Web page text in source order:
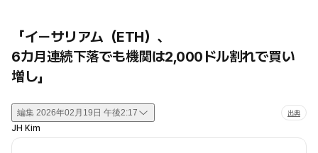
「イーサリアム（ETH）、
6カ月連続下落でも機関は2,000ドル割れで買い
増し」
編集 2026年02月19日 午後2:17 出典
JH Kim